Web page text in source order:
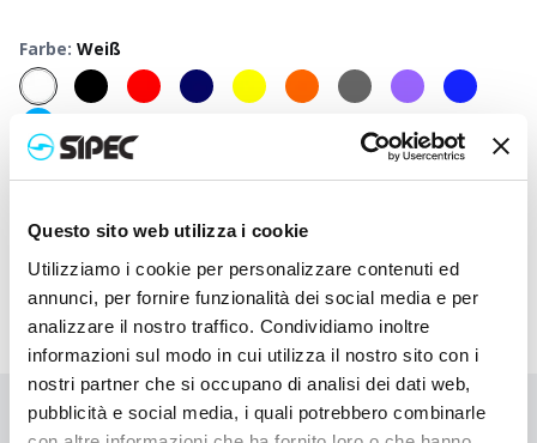
Questo sito web utilizza i cookie
Utilizziamo i cookie per personalizzare contenuti ed
annunci, per fornire funzionalità dei social media e per
analizzare il nostro traffico. Condividiamo inoltre
informazioni sul modo in cui utilizza il nostro sito con i
nostri partner che si occupano di analisi dei dati web,
pubblicità e social media, i quali potrebbero combinarle
Farbe: Weiß
50+ 100+ 250+ 500+ 1000+
Druckpreis
9,420€ 9,313€ 9,210
Sie haben nicht gefunden, wonach Sie suchen?